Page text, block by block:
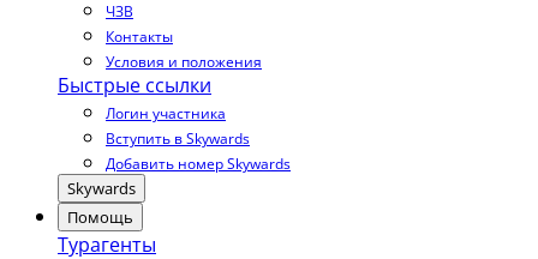
ЧЗВ
Контакты
Условия и положения
Быстрые ссылки
Логин участника
Вступить в Skywards
Добавить номер Skywards
Skywards
Помощь
Турагенты